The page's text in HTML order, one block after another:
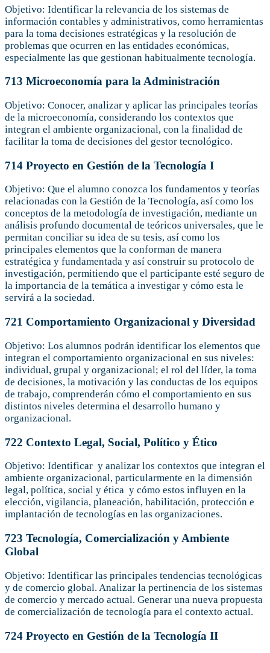
Objetivo: Identificar la relevancia de los sistemas de
información contables y administrativos, como herramientas
para la toma decisiones estratégicas y la resolución de
problemas que ocurren en las entidades económicas,
especialmente las que gestionan habitualmente tecnología.
713 Microeconomía para la Administración
Objetivo: Conocer, analizar y aplicar las principales teorías
de la microeconomía, considerando los contextos que
integran el ambiente organizacional, con la finalidad de
facilitar la toma de decisiones del gestor tecnológico.
714 Proyecto en Gestión de la Tecnología I
Objetivo: Que el alumno conozca los fundamentos y teorías
relacionadas con la Gestión de la Tecnología, así como los
conceptos de la metodología de investigación, mediante un
análisis profundo documental de teóricos universales, que le
permitan conciliar su idea de su tesis, así como los
principales elementos que la conforman de manera
estratégica y fundamentada y así construir su protocolo de
investigación, permitiendo que el participante esté seguro de
la importancia de la temática a investigar y cómo esta le
servirá a la sociedad.
721 Comportamiento Organizacional y Diversidad
Objetivo: Los alumnos podrán identificar los elementos que
integran el comportamiento organizacional en sus niveles:
individual, grupal y organizacional; el rol del líder, la toma
de decisiones, la motivación y las conductas de los equipos
de trabajo, comprenderán cómo el comportamiento en sus
distintos niveles determina el desarrollo humano y
organizacional.
722 Contexto Legal, Social, Político y Ético
Objetivo: Identificar y analizar los contextos que integran el
ambiente organizacional, particularmente en la dimensión
legal, política, social y ética y cómo estos influyen en la
elección, vigilancia, planeación, habilitación, protección e
implantación de tecnologías en las organizaciones.
723 Tecnología, Comercialización y Ambiente
Global
Objetivo: Identificar las principales tendencias tecnológicas
y de comercio global. Analizar la pertinencia de los sistemas
de comercio y mercado actual. Generar una nueva propuesta
de comercialización de tecnología para el contexto actual.
724 Proyecto en Gestión de la Tecnología II